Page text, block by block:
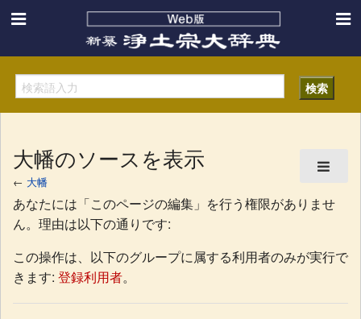
大幡のソースを表示
← 大幡
あなたには「このページの編集」を行う権限がありませ
ん。理由は以下の通りです:
この操作は、以下のグループに属する利用者のみが実行で
きます: 登録利用者。